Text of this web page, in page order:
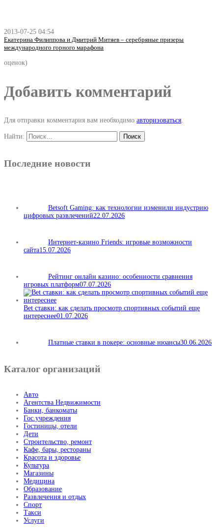
2013-07-25 04:54
Екатерина Филиппова и Дмитрий Митяев – серебряные призеры
международного горного марафона
оценок)
Добавить комментарий
Для отправки комментария вам необходимо авторизоваться
Найти:
Последние новости
Betsoft Gaming: как технологии изменили индустрию
цифровых развлечений22.07.2026
Интернет-казино Friends: игровые возможности
сайта15.07.2026
Рейтинг онлайн казино: особенности сравнения
игровых платформ07.07.2026
Bet ставки: как сделать просмотр спортивных событий еще
интереснее01.07.2026
Платные ставки в покере: основные нюансы30.06.2026
Каталог организаций
Авто
Агентства Недвижимости
Банки, банкоматы
Гос.учреждения
Гостиницы, отели
Дети
Строительство, ремонт
Кафе, бары, рестораны
Красота и здоровье
Культура
Магазины
Медицина
Образование
Развлечения и отдых
Спорт
Такси
Услуги